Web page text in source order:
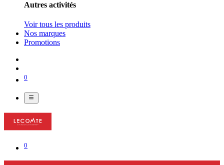
Autres activités
Voir tous les produits
Nos marques
Promotions
0
0